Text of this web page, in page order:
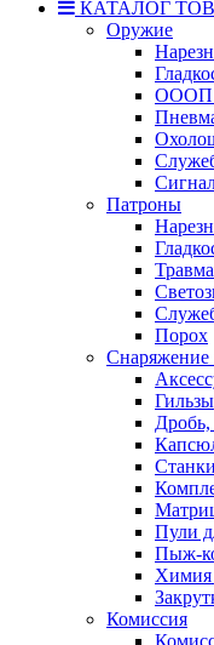
КАТАЛОГ
Оружие
ОООП
Патроны
Порох
Снаряжение
Гильзы
Дробь,
Пули
Пыж-
Химия
Комиссия